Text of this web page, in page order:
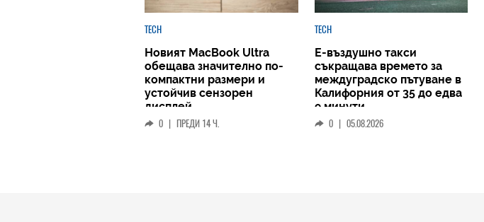
TECH
Новият MacBook Ultra
обещава значително по-
компактни размери и
устойчив сензорен
дисплей
0 | ПРЕДИ 14 Ч.
TECH
Е-въздушно такси
съкращава времето за
междуградско пътуване в
Калифорния от 35 до едва
9 минути
0 | 05.08.2026